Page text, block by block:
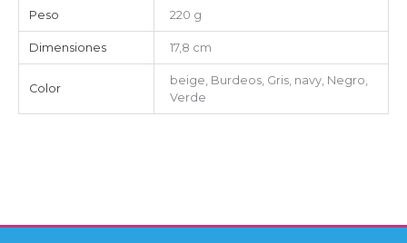
Peso 220 g
Dimensiones 17,8 cm
Color
beige, Burdeos, Gris, navy, Negro,
Verde